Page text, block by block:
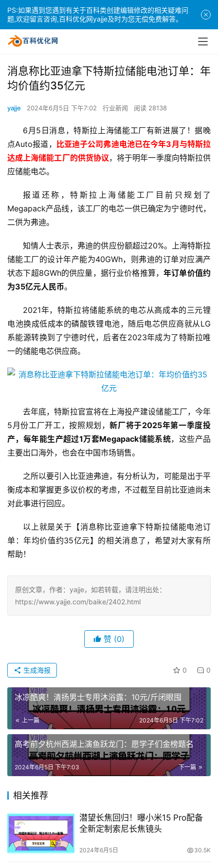
消息称比亚迪拿下特斯拉储能电池订单：年
均价值约35亿元
yajje 2024年6月5日 下午7:02 行业新闻 阅读 28138
6月5日消息，特斯拉上海储能工厂有新进展了！据晚
点Auto报道， 比亚迪子公司弗迪电池已在今年3月与特斯拉
达成上海储能工厂的供货协议，将于明年一季度向特斯拉供
应储能电芯。
报道还称，特斯拉上海储能工厂目前只规划了
Megapack产品线，该工厂的电芯一供已确定为宁德时代，
二供为弗迪。
知情人士表示，弗迪的供应份额超过20%。上海特斯拉
储能工厂的设计年产能为40GWh，则弗迪的订单对应满产
状态下超8GWh的供应量，据行业价格推算，年订单价值约
为35亿元人民币。
2021年，特斯拉将储能系统的电芯从高成本的三元锂
电池换成低成本的磷酸铁锂电池，随后电芯供应商就从LG
系能源转换到了宁德时代，后者在2023年成为了特斯拉唯
一的储能电芯供应商。
去年底，特斯拉官宣将在上海投产建设储能工厂，今年
5月份工厂开工，按照规划，新厂将于2025年第一季度投
产，每年能生产超过1万套Megapack储能系统，这些产品
主要出口海外，也会在中国市场销售。
之所以要引入比亚迪弗迪，有分析认为，可能是出于平
衡成本和掌握更多议价权的考虑，不过截至目前比亚迪尚未
对此事进行回应。
以上就是关于【消息称比亚迪拿下特斯拉储能电池订
单：年均价值约35亿元】的相关消息了，希望对大家有所
帮助！
原创文章，作者：yajje，如若转载，请注明出处：
https://www.yajje.com/baike/2402.html
赞 (0)
0 0
生成海报
冰凉酷爽！清扬男士专用沐浴露：10元/斤闭眼囤
上一篇 2024年6月5日 下午7:02
高考前夕杭州西湖上演鱼跃龙门：愿学子们金榜题名
下一篇
2024年6月5日 下午7:03
相关推荐
潜望长焦回归！曝小米15 Pro配备
全新定制索尼长焦镜头
2024年6月5日 30.5K
PS:如果遇到您遇到有关于百科类创建编辑修改的相关疑难问
题,欢迎留言咨询,百科优化网yajje及时为您无偿免费解答。